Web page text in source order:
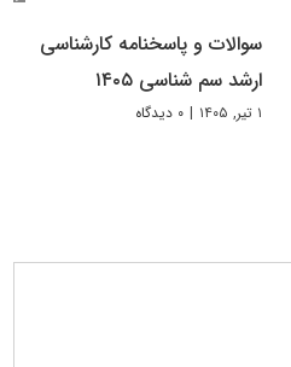
سوالات و پاسخنامه کارشناسی
ارشد سم شناسی ۱۴۰۵
۱ تیر, ۱۴۰۵ | ۰ دیدگاه